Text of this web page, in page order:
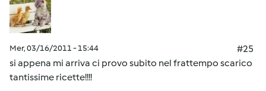
Mer, 03/16/2011 - 15:44
#25
si appena mi arriva ci provo subito nel frattempo scarico
tantissime ricette!!!!